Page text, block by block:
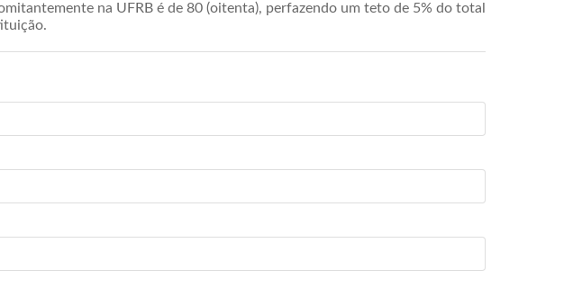
na UFRB é de 80 (oitenta), perfazendo um teto de 5% do total